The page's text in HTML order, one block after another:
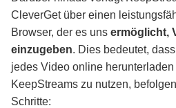
CleverGet über einen
Browser, der es uns ermöglicht,
einzugeben. Dies bedeutet,
jedes Video online
KeepStreams zu nutzen,
Schritte: